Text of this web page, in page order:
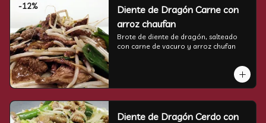
-12%
Diente de Dragón Carne con
arroz chaufan
Brote de diente de dragón, salteado
con carne de vacuro y arroz chufan
Diente de Dragón Cerdo con